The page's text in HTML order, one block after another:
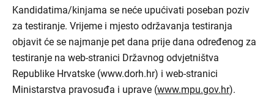
Kandidatima/kinjama se neće upućivati poseban poziv
za testiranje. Vrijeme i mjesto održavanja testiranja
objavit će se najmanje pet dana prije dana određenog za
testiranje na web-stranici Državnog odvjetništva
Republike Hrvatske (www.dorh.hr) i web-stranici
Ministarstva pravosuđa i uprave (www.mpu.gov.hr).